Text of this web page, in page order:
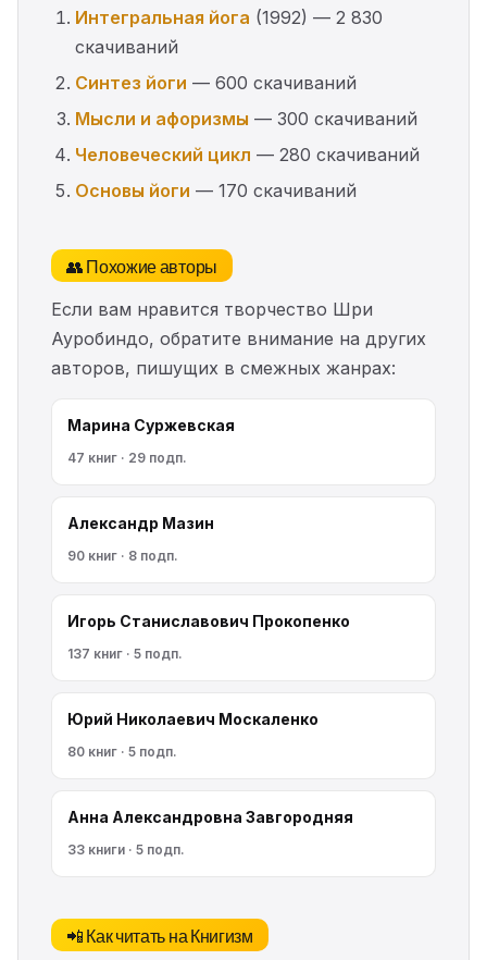
Интегральная йога (1992) — 2 830
скачиваний
Синтез йоги — 600 скачиваний
Мысли и афоризмы — 300 скачиваний
Человеческий цикл — 280 скачиваний
Основы йоги — 170 скачиваний
👥 Похожие авторы
Если вам нравится творчество Шри
Ауробиндо, обратите внимание на других
авторов, пишущих в смежных жанрах:
Марина Cyржевcкая
47 книг · 29 подп.
Александр Мазин
90 книг · 8 подп.
Игорь Станиславович Прокопенко
137 книг · 5 подп.
Юрий Николаевич Москаленко
80 книг · 5 подп.
Анна Александровна Завгородняя
33 книги · 5 подп.
📲 Как читать на Книгизм